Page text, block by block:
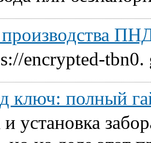
encrypted-tbn0.
ключ: полный
установка